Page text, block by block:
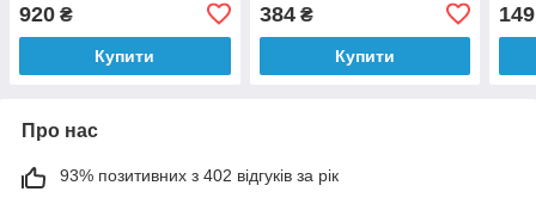
920 ₴
Купити
384₴
Купити
149
Про нас
93% позитивних з 402 відгуків за рік